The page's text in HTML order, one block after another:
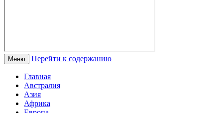
Меню Перейти к содержанию
Главная
Австралия
Азия
Африка